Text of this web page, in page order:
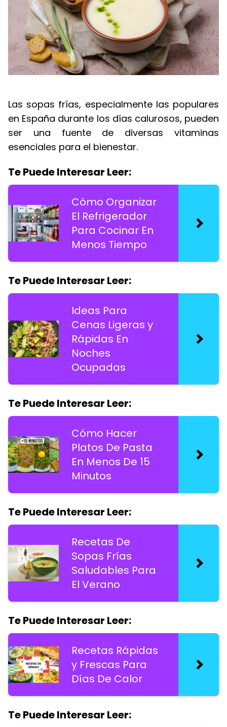
Las sopas frías, especialmente las populares
en España durante los días calurosos, pueden
ser una fuente de diversas vitaminas
esenciales para el bienestar.
Te Puede Interesar Leer:
Cómo Organizar
El Refrigerador
Para Cocinar En
Menos Tiempo
Te Puede Interesar Leer:
Ideas Para
Cenas Ligeras y
Rápidas En
Noches
Ocupadas
Te Puede Interesar Leer:
Cómo Hacer
Platos De Pasta
En Menos De 15
Minutos
Te Puede Interesar Leer:
Recetas De
Sopas Frías
Saludables Para
El Verano
Te Puede Interesar Leer:
Recetas Rápidas
y Frescas Para
Días De Calor
Te Puede Interesar Leer: